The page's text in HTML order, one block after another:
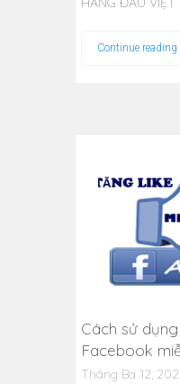
Continue reading
Cách sử
Facebook
Tháng Ba 12,